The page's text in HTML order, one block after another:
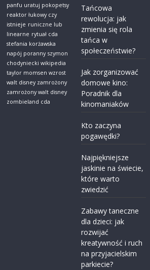
panfu uratuj pokopetsy
reaktor łukowy czy
istnieje runiczne lub
linearne rytuał cda
stefania korżawska
napój poranny szymon
chodyniecki wikipedia
taylor momsen wzrost
walt disney zamrożony
zamrożony walt disney
zombieland cda
Tańcowa
rewolucja: jak
zmienia się rola
tańca w
społeczeństwie?
Jak zorganizować
domowe kino:
Poradnik dla
kinomaniaków
Kto zaczyna
pogawędki?
Najpiękniejsze
jaskinie na świecie,
które warto
zwiedzić
Zabawy taneczne
dla dzieci: jak
rozwijać
kreatywność i ruch
na przyjacielskim
parkiecie?